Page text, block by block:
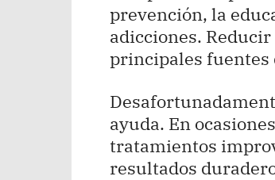
prevención, la
adicciones.
principales fuentes
ayuda. En
tratamientos
resultados